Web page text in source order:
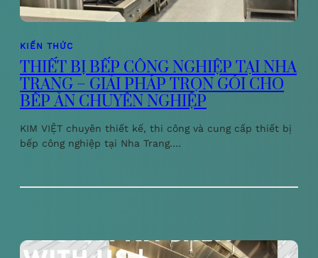
KIẾN THỨC
THIẾT BỊ BẾP CÔNG NGHIỆP TẠI NHA
TRANG – GIẢI PHÁP TRỌN GÓI CHO
BẾP ĂN CHUYÊN NGHIỆP
KIM VIỆT chuyên thiết kế, thi công và cung cấp thiết bị
bếp công nghiệp tại Nha Trang.…